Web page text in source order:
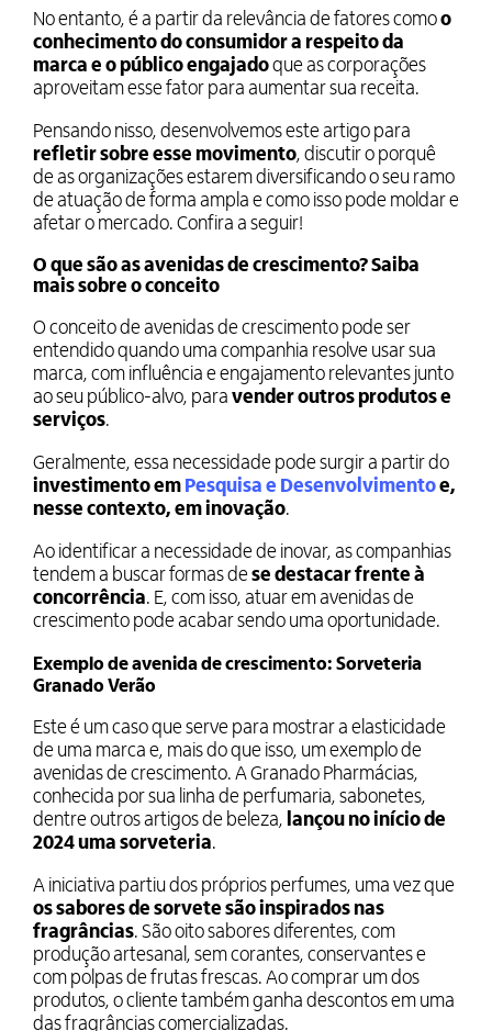
No entanto, é a partir da relevância de fatores comoo
conhecimento do consumidor a respeito da
marca e o público engajadoque as corporações
aproveitam esse fator para aumentar sua receita.
Pensando nisso, desenvolvemos este artigo para
refletir sobre esse movimento, discutir o porquê
de as organizações estarem diversificando o seu ramo
de atuação de forma ampla e como isso pode moldar e
afetar o mercado. Confira a seguir!
O que são as avenidas de crescimento? Saiba
mais sobre o conceito
O conceito de avenidas de crescimento pode ser
entendido quando uma companhia resolve usar sua
marca, com influência e engajamento relevantes junto
ao seu público-alvo, para vender outros produtos e
serviços.
Geralmente, essa necessidade pode surgir a partir do
investimento em Pesquisa e Desenvolvimentoe,
nesse contexto, em inovação.
Ao identificar a necessidade de inovar, as companhias
tendem a buscar formas dese destacar frente à
concorrência. E, com isso, atuar em avenidas de
crescimento pode acabar sendo uma oportunidade.
Exemplo de avenida de crescimento: Sorveteria
Granado Verão
Este é um caso que serve para mostrar a elasticidade
de uma marca e, mais do que isso, um exemplo de
avenidas de crescimento. A Granado Pharmácias,
conhecida por sua linha de perfumaria, sabonetes,
dentre outros artigos de beleza, lançou no início de
2024 uma sorveteria.
A iniciativa partiu dos próprios perfumes, uma vez que
os sabores de sorvete são inspirados nas
fragrâncias. São oito sabores diferentes, com
produção artesanal, sem corantes, conservantes e
com polpas de frutas frescas. Ao comprar um dos
produtos, o cliente também ganha descontos em uma
das fragrâncias comercializadas.